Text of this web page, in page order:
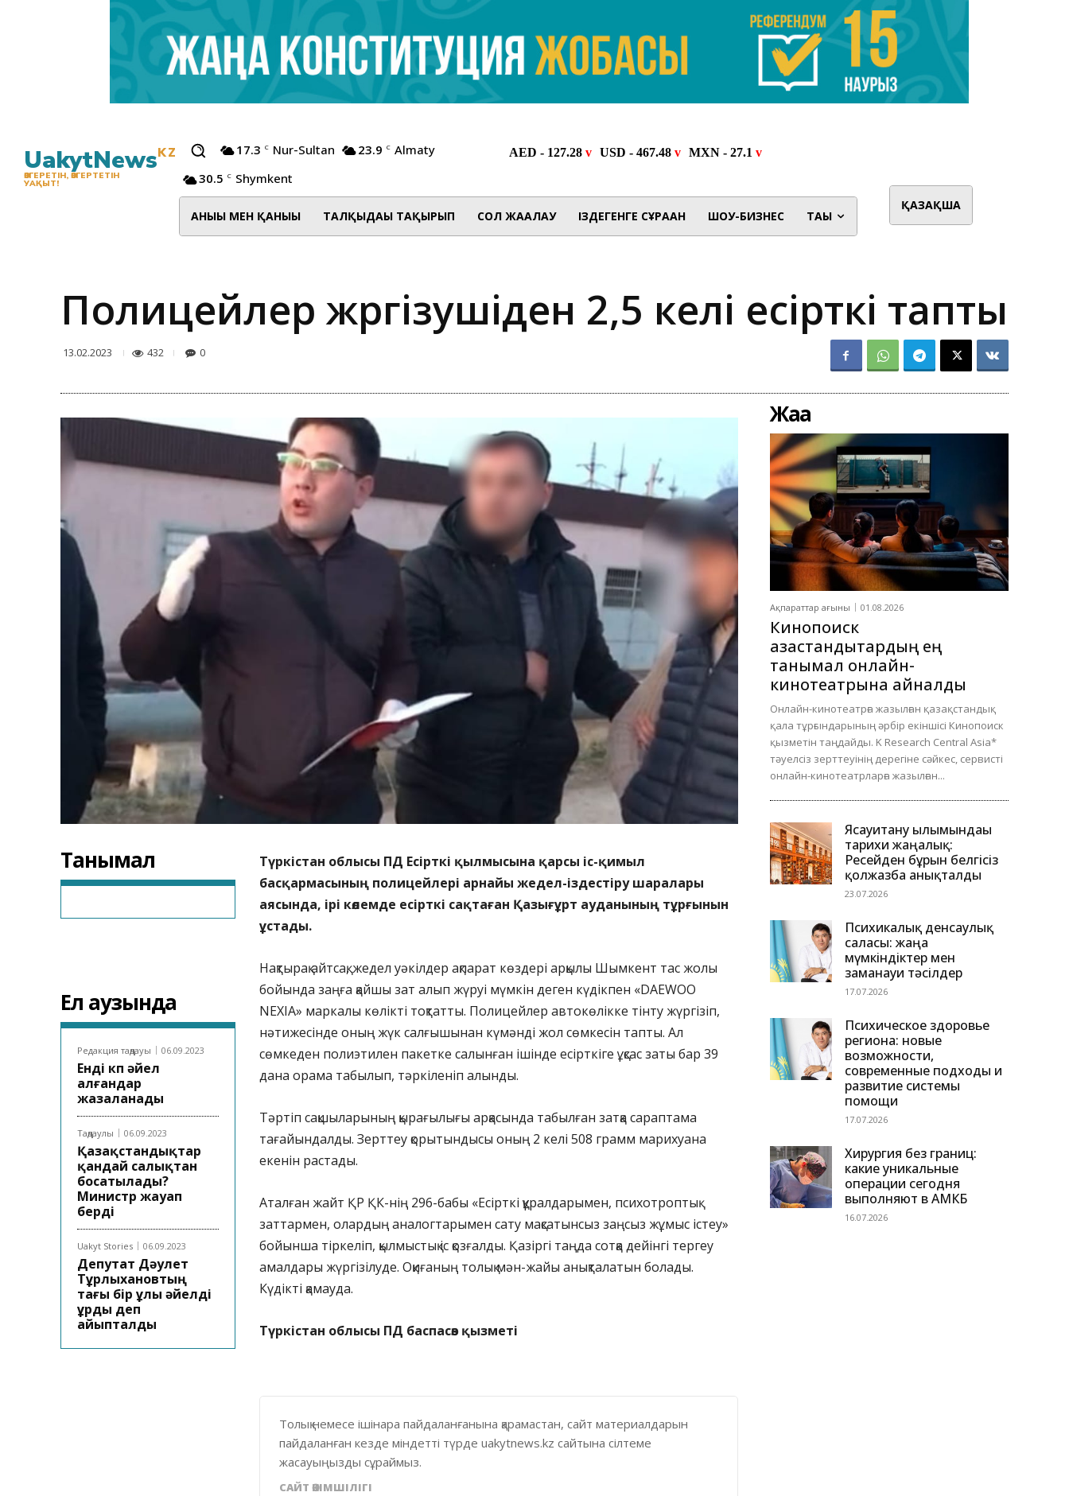
UakytNewsKZ
ӨЗГЕРЕТІН, ӨЗГЕРТЕТІН
УАҚЫТ!
17.3 C Nur-Sultan 23.9 C Almaty
30.5 C Shymkent
АНЫҒЫ МЕН ҚАНЫҒЫ ТАЛҚЫДАҒЫ ТАҚЫРЫП СОЛ ЖАҒАЛАУ ІЗДЕГЕНГЕ СҰРАҒАН ШОУ-БИЗНЕС ТАҒЫ
ҚАЗАҚША
Полицейлер жүргізушіден 2,5 келі есірткі тапты
13.02.2023 432 0
Танымал
Ел аузында
Редакция таңдауы 06.09.2023
Енді көп әйел
алғандар
жазаланады
Таңдаулы 06.09.2023
Қазақстандықтар
қандай салықтан
босатылады?
Министр жауап
берді
Uakyt Stories 06.09.2023
Депутат Дәулет
Тұрлыхановтың
тағы бір ұлы әйелді
ұрды деп
айыпталды
Түркістан облысы ПД Есірткі қылмысына қарсы іс-қимыл
басқармасының полицейлері арнайы жедел-іздестіру шаралары
аясында, ірі көлемде есірткі сақтаған Қазығұрт ауданының тұрғынын
ұстады.
Нақтырақ айтсақ, жедел уәкілдер ақпарат көздері арқылы Шымкент тас жолы
бойында заңға қайшы зат алып жүруі мүмкін деген күдікпен «DAEWOO
NEXIA» маркалы көлікті тоқтатты. Полицейлер автокөлікке тінту жүргізіп,
нәтижесінде оның жүк салғышынан күмәнді жол сөмкесін тапты. Ал
сөмкеден полиэтилен пакетке салынған ішінде есірткіге ұқсас заты бар 39
дана орама табылып, тәркіленіп алынды.
Тәртіп сақшыларының қырағылығы арқасында табылған затқа сараптама
тағайындалды. Зерттеу қорытындысы оның 2 келі 508 грамм марихуана
екенін растады.
Аталған жайт ҚР ҚК-нің 296-бабы «Есірткі құралдарымен, психотроптық
заттармен, олардың аналогтарымен сату мақсатынсыз заңсыз жұмыс істеу»
бойынша тіркеліп, қылмыстық іс қозғалды. Қазіргі таңда сотқа дейінгі тергеу
амалдары жүргізілуде. Оқиғаның толық мән-жайы анықталатын болады.
Күдікті қамауда.
Түркістан облысы ПД баспасөз қызметі
Толық немесе ішінара пайдаланғанына қарамастан, сайт материалдарын
пайдаланған кезде міндетті түрде uakytnews.kz сайтына сілтеме
жасауыңызды сұраймыз.
САЙТ ӘКІМШІЛІГІ
Жаңа
Ақпараттар ағыны 01.08.2026
Кинопоиск
қазақстандықтардың ең
танымал онлайн-
кинотеатрына айналды
Онлайн-кинотеатрға жазылған қазақстандық
қала тұрғындарының әрбір екіншісі Кинопоиск
қызметін таңдайды. K Research Central Asia*
тәуелсіз зерттеуінің дерегіне сәйкес, сервисті
онлайн-кинотеатрларға жазылған...
Ясауитану ғылымындағы
тарихи жаңалық:
Ресейден бұрын белгісіз
қолжазба анықталды
23.07.2026
Психикалық денсаулық
саласы: жаңа
мүмкіндіктер мен
заманауи тәсілдер
17.07.2026
Психическое здоровье
региона: новые
возможности,
современные подходы и
развитие системы
помощи
17.07.2026
Хирургия без границ:
какие уникальные
операции сегодня
выполняют в АМКБ
16.07.2026